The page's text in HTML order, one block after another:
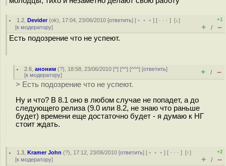
1.2 ,Devider(ok), 17:04, 23/06/2010 [ответить] [ ﹢﹢﹢] [ · · ·][↓]
[к модератору]
+1
+ / –
Есть подозрение что не успеют.
2.6 ,аноним (?), 18:58, 23/06/2010 [^] [^^] [^^^] [ответить]
[к модератору] + / –
> Есть подозрение что не успеют.
Ну и что? В 8.1 оно в любом случае не попадет, а до
следующего релиза (9.0 или 8.2, не знаю что раньше
будет) времени еще достаточно будет - я думаю к НГ
стоит ждать.
1.3 ,Kramer John (?), 17:12, 23/06/2010 [ответить] [ ﹢﹢﹢] [ · · ·][↑]
[к модератору]
+2
+ / –